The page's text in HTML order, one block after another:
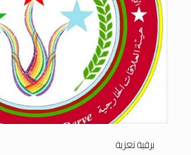
برقية تعزية